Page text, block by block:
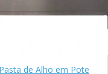
de Alho em Pote